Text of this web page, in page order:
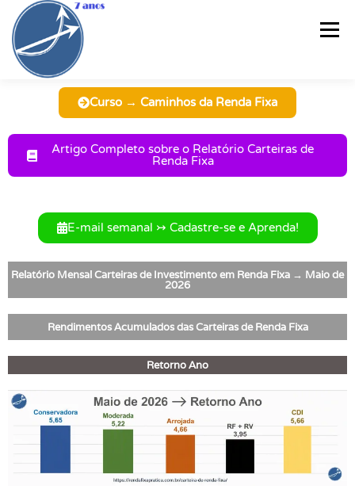
Menu
PÁGINA INICIAL CURSO RELATÓRIO SEMANAL®
ARTIGOS PLANILHAS
E-BOOKS INFOGRÁFICOS QUEM SOU? CONTATO
Curso → Caminhos da Renda Fixa
Artigo Completo sobre o Relatório Carteiras de
Renda Fixa
E-mail semanal ↣ Cadastre-se e Aprenda!
Relatório Mensal Carteiras de Investimento em Renda Fixa → Maio de
2026
Rendimentos Acumulados das Carteiras de Renda Fixa
Retorno Ano